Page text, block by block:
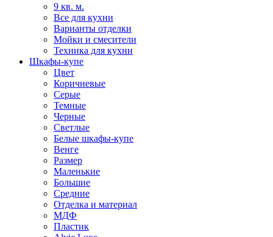
9 кв. м.
Все для кухни
Варианты отделки
Мойки и смесители
Техника для кухни
Шкафы-купе
Цвет
Коричневые
Серые
Темные
Черные
Светлые
Белые шкафы-купе
Венге
Размер
Маленькие
Большие
Средние
Отделка и материал
МДФ
Пластик